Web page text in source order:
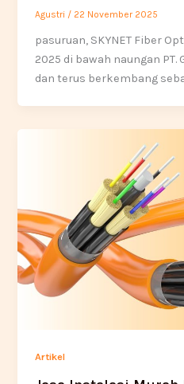
Agustri / 22 November 2025
pasuruan, SKYNET Fiber
2025 di bawah naungan
dan terus berkembang
Artikel